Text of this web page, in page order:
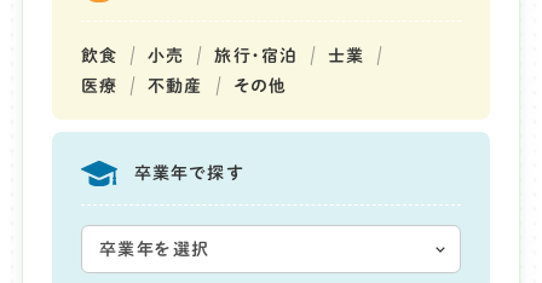
飲食 小売 旅行・宿泊
士業
医療
不動産 その他
卒業年で探す